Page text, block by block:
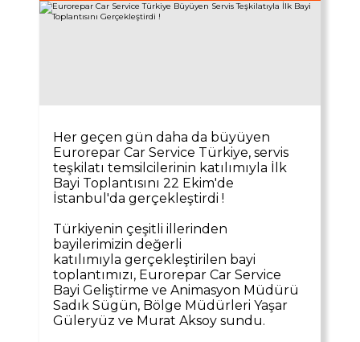
Her geçen gün daha da büyüyen
Eurorepar Car Service Türkiye, servis
teşkilatı temsilcilerinin katılımıyla İlk
Bayi Toplantısını 22 Ekim'de
İstanbul'da gerçekleştirdi !
Türkiyenin çeşitli illerinden
bayilerimizin değerli
katılımıyla gerçekleştirilen bayi
toplantımızı, Eurorepar Car Service
Bayi Geliştirme ve Animasyon Müdürü
Sadık Sügün, Bölge Müdürleri Yaşar
Güleryüz ve Murat Aksoy sundu.